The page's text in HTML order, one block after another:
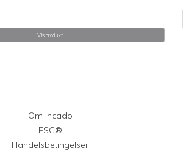
Vis produkt
Om Incado
FSC®
Handelsbetingelser